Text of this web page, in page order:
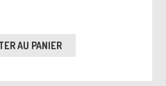
AU PANIER